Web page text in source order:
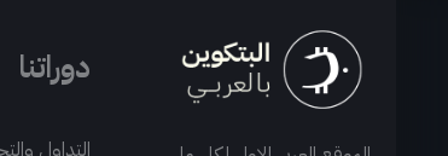
دوراتنا
التداول